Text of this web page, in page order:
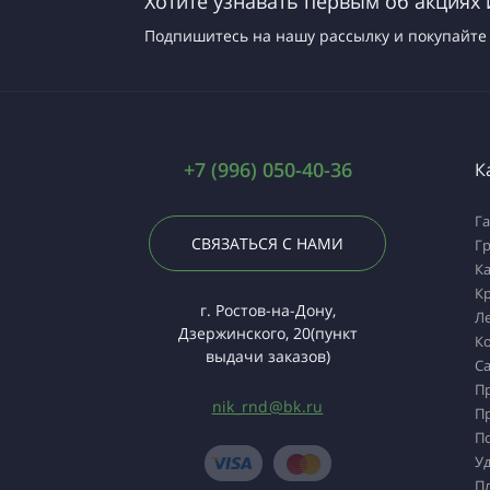
Подпишитесь на нашу рассылку и
+7 (996) 050-40-36
СВЯЗАТЬСЯ С НАМИ
г. Ростов-на-Дону,
Дзержинского, 20(пункт
выдачи заказов)
nik_rnd@bk.ru